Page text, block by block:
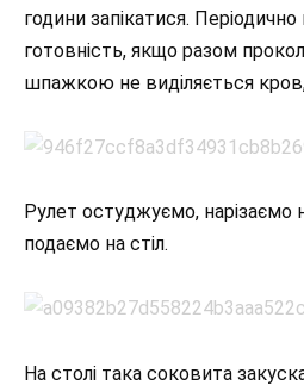
години запікатися.
готовність, якщо разом
шпажкою не виділяється
Рулет остуджуємо, нарізаємо
подаємо на стіл.
На столі така соковита